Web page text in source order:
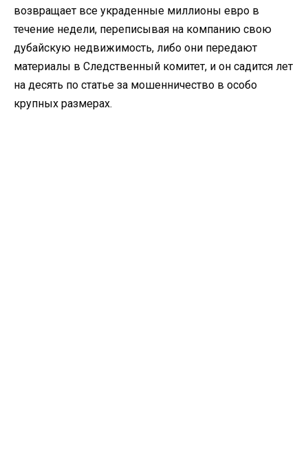
возвращает все украденные миллионы евро в
течение недели, переписывая на компанию свою
дубайскую недвижимость, либо они передают
материалы в Следственный комитет, и он садится лет
на десять по статье за мошенничество в особо
крупных размерах.